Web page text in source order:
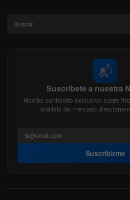
📬
Suscríbete a nuestra
Recibe contenido exclusivo sobre
análisis de mercado
Suscribirme